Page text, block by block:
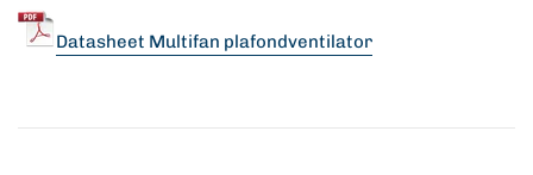
Datasheet Multifan plafondventilator